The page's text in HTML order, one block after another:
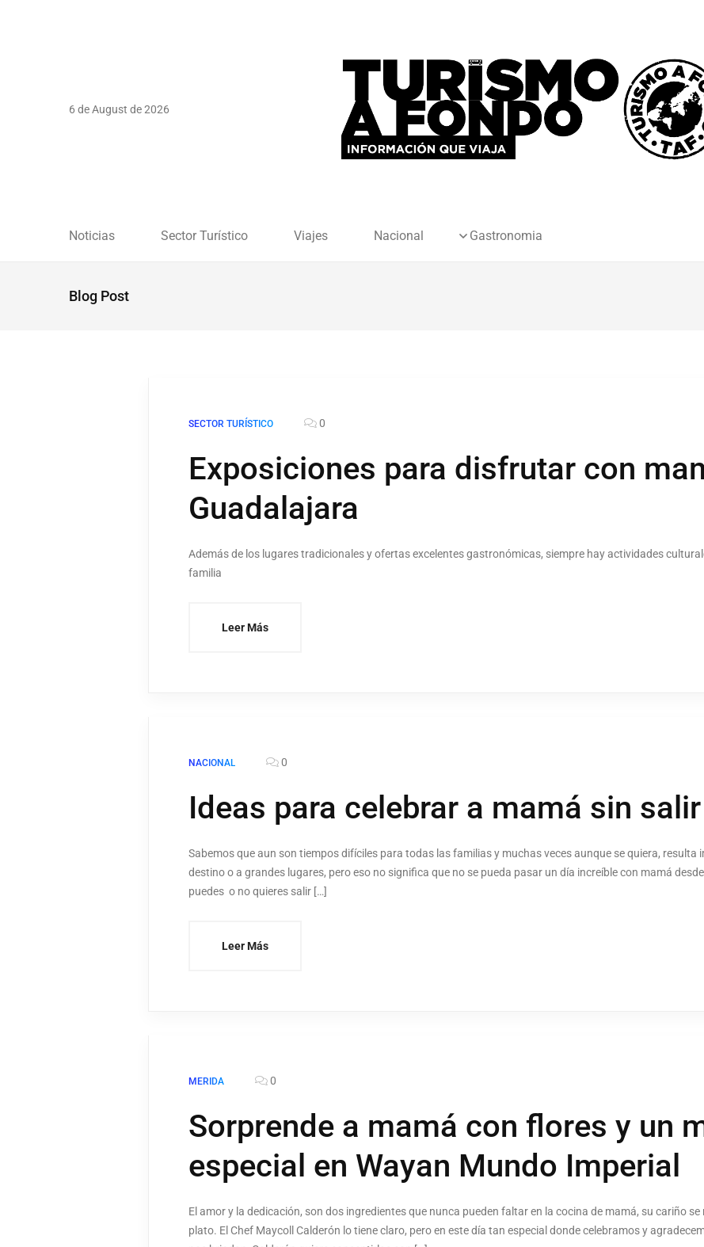
6 de August de 2026
Noticias Sector Turístico Viajes Nacional Gastronomia
Blog Post
SECTOR TURÍSTICO 0
Exposiciones para disfrutar con
Guadalajara
Además de los lugares tradicionales y ofertas excelentes gastronómicas, siempre hay actividades
familia
Leer Más
NACIONAL 0
Ideas para celebrar a mamá sin
Sabemos que aun son tiempos difíciles para todas las familias y muchas veces aunque se quiera, resulta
destino o a grandes lugares, pero eso no significa que no se pueda pasar un día increíble con mamá
puedes o no quieres salir […]
Leer Más
MERIDA 0
Sorprende a mamá con flores y un
especial en Wayan Mundo Imperial
El amor y la dedicación, son dos ingredientes que nunca pueden faltar en la cocina de mamá, su cariño
plato. El Chef Maycoll Calderón lo tiene claro, pero en este día tan especial donde celebramos y